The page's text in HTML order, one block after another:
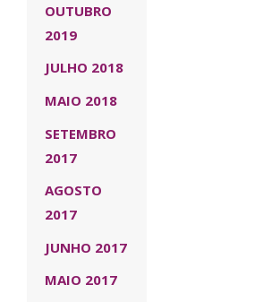
OUTUBRO
2019
JULHO 2018
MAIO 2018
SETEMBRO
2017
AGOSTO
2017
JUNHO 2017
MAIO 2017